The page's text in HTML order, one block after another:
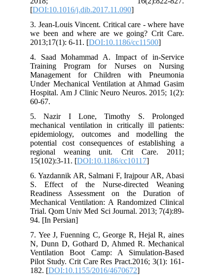
[DOI:10.1016/j.dib.2017.11.090
3. Jean-Louis Vincent. Critical care - where have
we been and where are we going? Crit Care.
2013;17(1): 6-11. [DOI:10.1186/cc11500
4. Saad Mohammad A. Impact of in-Service
Training Program for Nurses on Nursing
Management for Children with Pneumonia
Under Mechanical Ventilation at Ahmad Gasim
Hospital. Am J Clinic Neuro Neuros. 2015; 1(2):
60-67.
5. Nazir I Lone, Timothy S. Prolonged
mechanical ventilation in critically ill patients:
epidemiology, outcomes and modelling the
potential cost consequences of establishing a
regional weaning unit. Crit Care. 2011;
15(102):3-11. [DOI:10.1186/cc10117
6. Yazdannik AR, Salmani F, Irajpour AR, Abasi
S. Effect of the Nurse-directed Weaning
Readiness Assessment on the Duration of
Mechanical Ventilation: A Randomized Clinical
Trial. Qom Univ Med Sci Journal. 2013; 7(4):89-
94. [In Persian]
7. Yee J, Fuenning C, George R, Hejal R, aines
N, Dunn D, Gothard D, Ahmed R. Mechanical
Ventilation Boot Camp: A Simulation-Based
Pilot Study. Crit Care Res Pract.2016; 3(1): 161-
182. [DOI:10.1155/2016/4670672